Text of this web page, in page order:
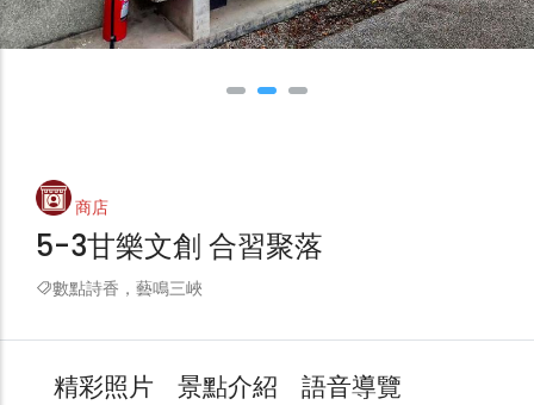
商店
5-3甘樂文創 合習聚落
數點詩香，藝鳴三峽
精彩照片 景點介紹
語音導覽